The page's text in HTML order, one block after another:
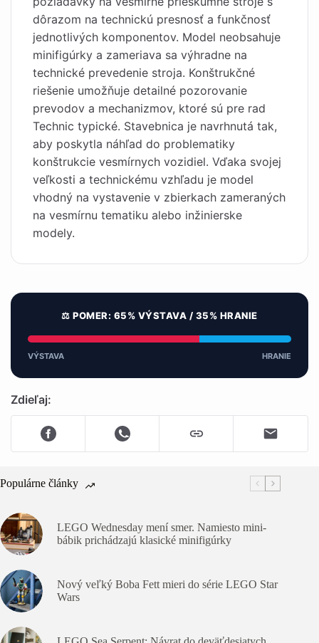
dôrazom na technickú presnosť a funkčnosť
jednotlivých komponentov. Model neobsahuje
minifigúrky a zameriava sa výhradne na
technické prevedenie stroja. Konštrukčné
riešenie umožňuje detailné pozorovanie
prevodov a mechanizmov, ktoré sú pre rad
Technic typické. Stavebnica je navrhnutá tak,
aby poskytla náhľad do problematiky
konštrukcie vesmírnych vozidiel. Vďaka svojej
veľkosti a technickému vzhľadu je model
vhodný na vystavenie v zbierkach zameraných
na vesmírnu tematiku alebo inžinierske
modely.
⚖️ POMER: 65% VÝSTAVA / 35% HRANIE
VÝSTAVA HRANIE
Zdieľaj:
Populárne články
LEGO Wednesday mení smer. Namiesto mini-
bábik prichádzajú klasické minifigúrky
Nový veľký Boba Fett mieri do série LEGO Star
Wars